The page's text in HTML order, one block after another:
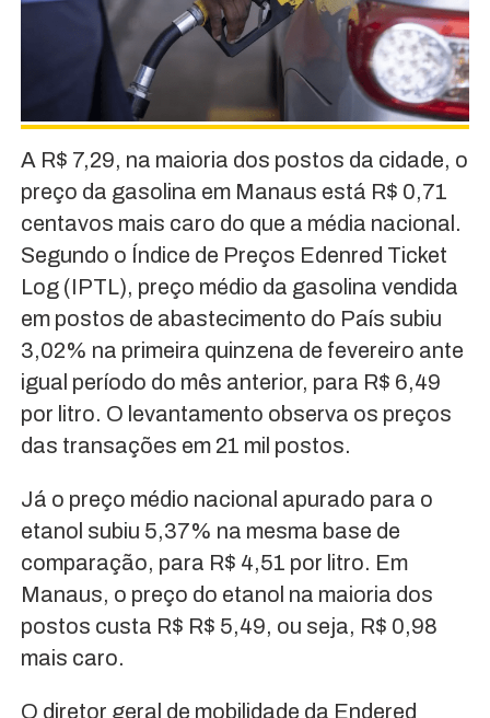
A R$ 7,29, na maioria dos postos da cidade, o
preço da gasolina em Manaus está R$ 0,71
centavos mais caro do que a média nacional.
Segundo o Índice de Preços Edenred Ticket
Log (IPTL), preço médio da gasolina vendida
em postos de abastecimento do País subiu
3,02% na primeira quinzena de fevereiro ante
igual período do mês anterior, para R$ 6,49
por litro. O levantamento observa os preços
das transações em 21 mil postos.
Já o preço médio nacional apurado para o
etanol subiu 5,37% na mesma base de
comparação, para R$ 4,51 por litro. Em
Manaus, o preço do etanol na maioria dos
postos custa R$ R$ 5,49, ou seja, R$ 0,98
mais caro.
O diretor geral de mobilidade da Endered